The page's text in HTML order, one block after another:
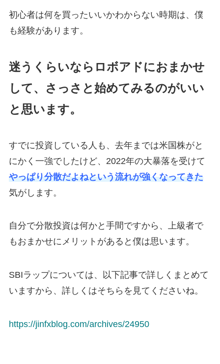
初心者は何を買ったいいかわからない時期は、僕
も経験があります。
迷うくらいならロボアドにおまかせ
して、さっさと始めてみるのがいい
と思います。
すでに投資している人も、去年までは米国株がと
にかく一強でしたけど、2022年の大暴落を受けて
やっぱり分散だよねという流れが強くなってきた
気がします。
自分で分散投資は何かと手間ですから、上級者で
もおまかせにメリットがあると僕は思います。
SBIラップについては、以下記事で詳しくまとめて
いますから、詳しくはそちらを見てくださいね。
https://jinfxblog.com/archives/24950